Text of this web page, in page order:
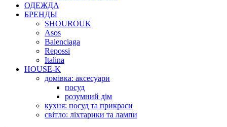
ОДЕЖДА
БРЕНДЫ
SHOUROUK
Asos
Balenciaga
Repossi
Italina
HOUSE-K
домівка: аксесуари
посуд
розумний дім
кухня: посуд та прикраси
світло: ліхтарики та лампи